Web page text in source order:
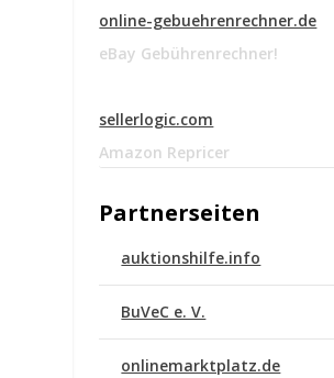
online-gebuehrenrechner.de
eBay Gebührenrechner!
sellerlogic.com
Amazon Repricer
Partnerseiten
auktionshilfe.info
BuVeC e. V.
onlinemarktplatz.de